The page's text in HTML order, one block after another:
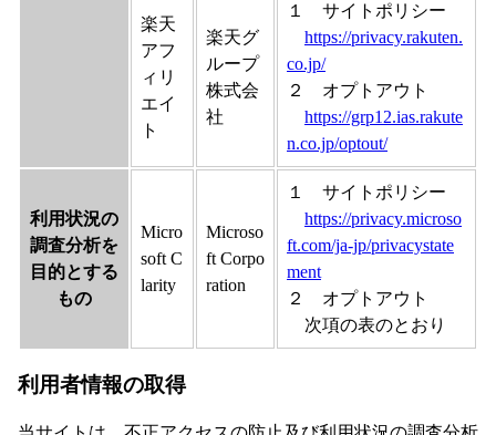
楽天
アフ
ィリ
エイ
ト
楽天グ
ループ
株式会
社
１ サイトポリシー
https://privacy.rakuten.
co.jp/
２ オプトアウト
https://grp12.ias.rakute
n.co.jp/optout/
利用状況の
調査分析を
目的とする
もの
Micro
soft C
larity
Microso
ft Corpo
ration
１ サイトポリシー
https://privacy.microso
ft.com/ja-jp/privacystate
ment
２ オプトアウト
次項の表のとおり
利用者情報の取得